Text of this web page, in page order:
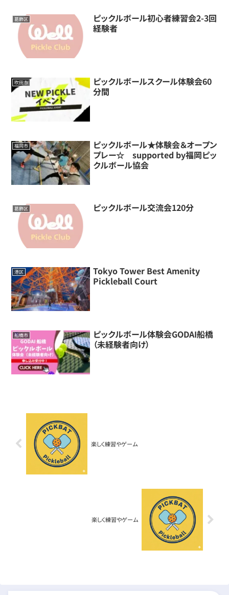
葛飾区
ピックルボール初心者練習会2-3回
経験者
吹田市
ピックルボールスクール体験会60
分間
福岡市
ピックルボール★体験会＆オープン
プレー☆ supported by福岡ピッ
クルボール協会
葛飾区 ピックルボール交流会120分
港区
Tokyo Tower Best Amenity
Pickleball Court
船橋市
ピックルボール体験会GODAI船橋
（未経験者向け）
楽しく練習やゲーム
楽しく練習やゲーム